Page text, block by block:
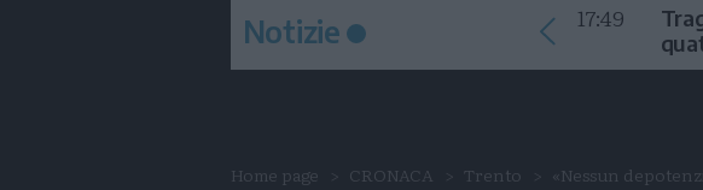
Notizie 17:49
Home page CRONACA Trento «Nessun